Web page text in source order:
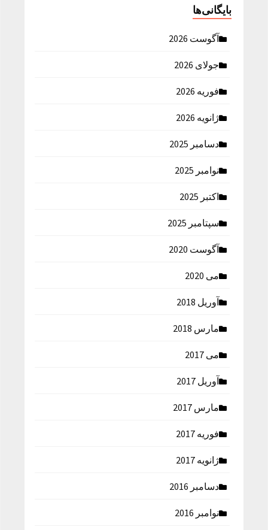
بایگانی‌ها
آگوست 2026
جولای 2026
فوریه 2026
ژانویه 2026
دسامبر 2025
نوامبر 2025
اکتبر 2025
سپتامبر 2025
آگوست 2020
می 2020
آوریل 2018
مارس 2018
می 2017
آوریل 2017
مارس 2017
فوریه 2017
ژانویه 2017
دسامبر 2016
نوامبر 2016